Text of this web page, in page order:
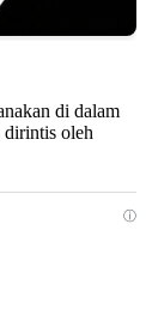
di dalam
dirintis oleh
ⓘ